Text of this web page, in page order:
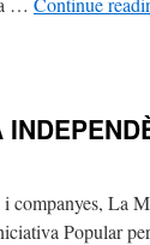
La
Popular